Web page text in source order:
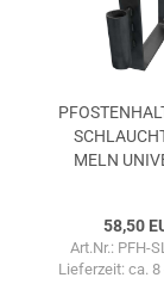
MELN
58,50
Art.Nr.: PFH-
Lieferzeit: ca. 8